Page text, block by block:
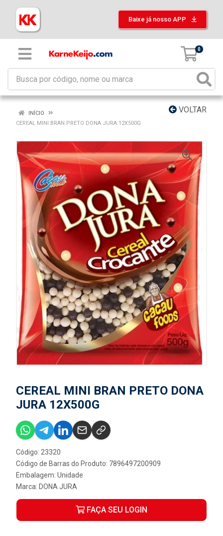
Baixe já nosso APP
0
VOLTAR
INÍCIO
CEREAL MINI BRAN PRETO DONA JURA 12X500G
CEREAL MINI BRAN PRETO DONA
JURA 12X500G
Código: 23320
Código de Barras do Produto: 7896497200909
Embalagem: Unidade
Marca: DONA JURA
FAÇA SEU LOGIN